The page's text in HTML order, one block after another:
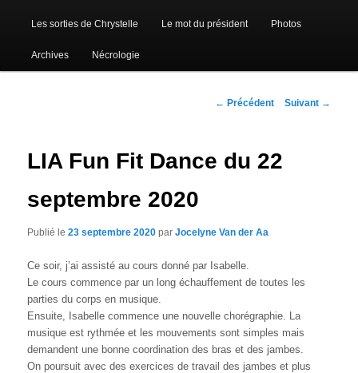
Les sorties de Chrystelle Le mot du président Photos
Archives Nécrologie
Navigation
← Précédent Suivant →
LIA Fun Fit Dance du 22
septembre 2020
Publié le23 septembre 2020 parJocelyne Van der Aa
Ce soir, j’ai assisté au cours donné par Isabelle.
Le cours commence par un long échauffement de toutes les
parties du corps en musique.
Ensuite, Isabelle commence une nouvelle chorégraphie. La
musique est rythmée et les mouvements sont simples mais
demandent une bonne coordination des bras et des jambes.
On poursuit avec des exercices de travail des jambes et plus